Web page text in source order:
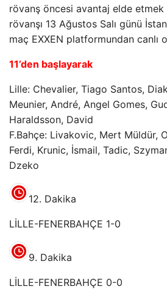
rövanş öncesi avantaj elde etmek
rövanşı 13 Ağustos Salı günü
maç EXXEN platformundan canlı
11’den başlayarak
Lille: Chevalier, Tiago Santos,
Meunier, André, Angel Gomes,
Haraldsson, David
F.Bahçe: Livakovic, Mert Müldür,
Ferdi, Krunic, İsmail, Tadic,
Dzeko
12. Dakika
LİLLE-FENERBAHÇE 1-0
9. Dakika
LİLLE-FENERBAHÇE 0-0